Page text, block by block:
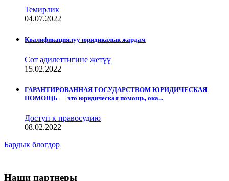
Темирлик
04.07.2022
Квалификациялуу юридикалык жардам
Сот адилеттигине жетүү
15.02.2022
ГАРАНТИРОВАННАЯ ГОСУДАРСТВОМ ЮРИДИЧЕСКАЯ
ПОМОЩЬ — это юридическая помощь, ока...
Доступ к правосудию
08.02.2022
Бардык блогдор
Наши партнеры